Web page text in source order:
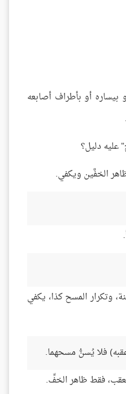
أو بأطراف أصابعه
دليل؟
الخفَّين ويكفي.
وتكرار المسح كذا، يكفي
فلا يُسنُّ مسحهما.
فقط ظاهر الخفِّ.